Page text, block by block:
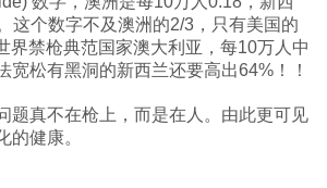
这个数字不及澳洲的2/3，只有美国的
界禁枪典范国家澳大利亚，每10万人中
宽松有黑洞的新西兰还要高出64%！！
题真不在枪上，而是在人。由此更可见
的健康。